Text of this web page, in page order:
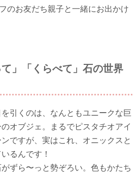
のお友だち親子と一緒にお出かけ
て」「くらべて」石の世界
引くのは、なんともユニークな巨
オブジェ。まるでピスタチオアイ
ですが、実はこれ、オニックスと
るんです！
ずら〜っと勢ぞろい。色もかたち